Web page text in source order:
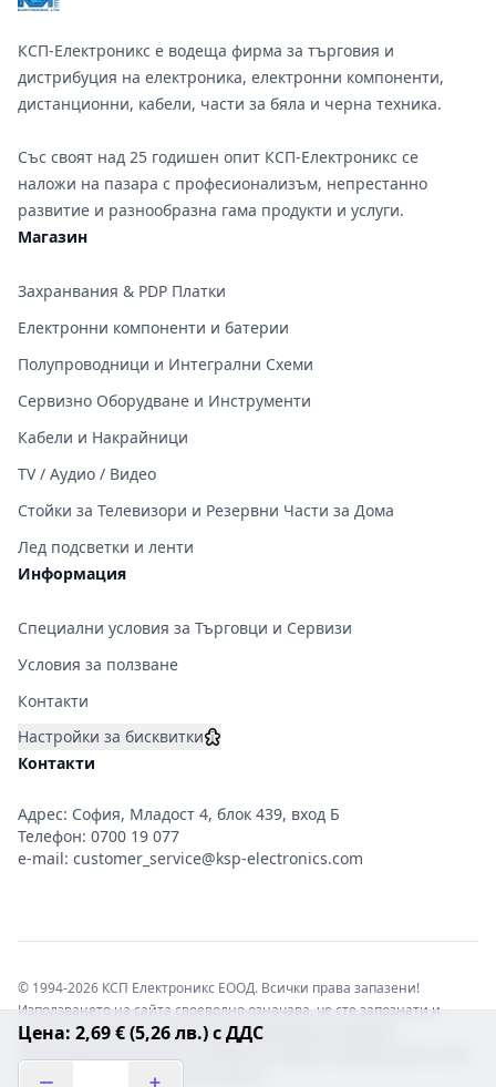
Цена: 2,69 € (5,26 лв.) с ДДС
КСП-Електроникс е водеща фирма за търговия и
дистрибуция на електроника, електронни компоненти,
дистанционни, кабели, части за бяла и черна техника.
Със своят над 25 годишен опит КСП-Електроникс се
наложи на пазара с професионализъм, непрестанно
развитие и разнообразна гама продукти и услуги.
Магазин
Захранвания & PDP Платки
Електронни компоненти и батерии
Полупроводници и Интегрални Схеми
Сервизно Оборудване и Инструменти
Кабели и Накрайници
TV / Аудио / Видео
Стойки за Телевизори и Резервни Части за Дома
Лед подсветки и ленти
Информация
Специални условия за Търговци и Сервизи
Условия за ползване
Контакти
Настройки за бисквитки
Контакти
Адрес: София, Младост 4, блок 439, вход Б
Телефон: 0700 19 077
e-mail: customer_service@ksp-electronics.com
© 1994-2026 КСП Електроникс ЕООД. Всички права запазени!
Използването на сайта своеволно означава, че сте запознати и
съгласни с правната информация обвързваща софтуера.
отговорност с цялата сила на закона!